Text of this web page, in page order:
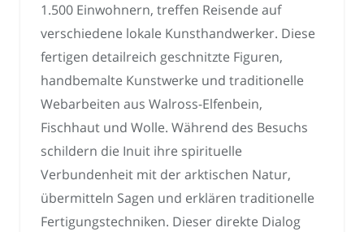
1.500 Einwohnern, treffen Reisende auf
verschiedene lokale Kunsthandwerker. Diese
fertigen detailreich geschnitzte Figuren,
handbemalte Kunstwerke und traditionelle
Webarbeiten aus Walross-Elfenbein,
Fischhaut und Wolle. Während des Besuchs
schildern die Inuit ihre spirituelle
Verbundenheit mit der arktischen Natur,
übermitteln Sagen und erklären traditionelle
Fertigungstechniken. Dieser direkte Dialog